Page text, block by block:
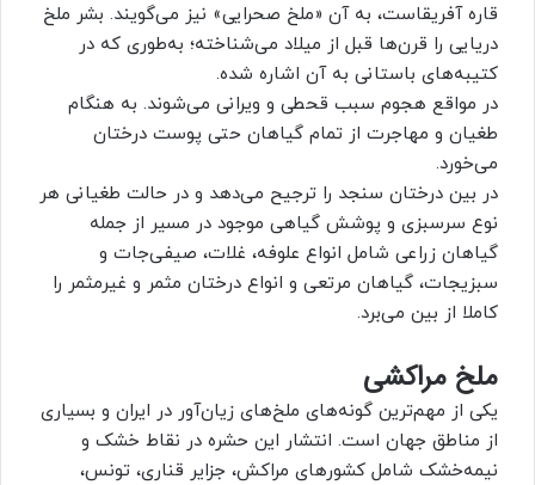
قاره آفریقاست، به آن «ملخ صحرایی» نیز می‌گویند. بشر ملخ
دریایی را قرن‌ها قبل از میلاد می‌شناخته؛ به‌طوری که در
کتیبه‌های باستانی به آن اشاره شده.
در مواقع هجوم سبب قحطی و ویرانی می‌شوند. به هنگام
طغیان و مهاجرت از تمام گیاهان حتی پوست درختان
می‌خورد.
در بین درختان سنجد را ترجیح می‌دهد و در حالت طغیانی هر
نوع سرسبزی و پوشش گیاهی موجود در مسیر از جمله
گیاهان زراعی شامل انواع علوفه، غلات، صیفی‌جات و
سبزیجات، گیاهان مرتعی و انواع درختان مثمر و غیرمثمر را
کاملا از بین می‌برد.
ملخ مراکشی
‌یکى از مهم‌ترین گونه‌های ملخ‌هاى زیان‌آور در ایران و بسیارى
از مناطق جهان است. انتشار این حشره در نقاط خشک و
نیمه‌خشک شامل کشورهاى مراکش، جزایر قنارى، تونس،